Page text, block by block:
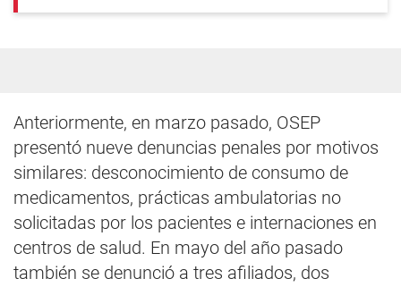
Anteriormente, en marzo pasado, OSEP
presentó nueve denuncias penales por motivos
similares: desconocimiento de consumo de
medicamentos, prácticas ambulatorias no
solicitadas por los pacientes e internaciones en
centros de salud. En mayo del año pasado
también se denunció a tres afiliados, dos